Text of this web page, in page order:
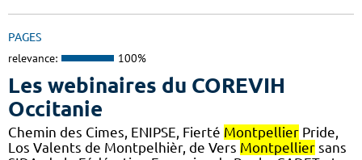
PAGES
relevance: 100%
Les webinaires du COREVIH
Occitanie
Chemin des Cimes, ENIPSE, Fierté Montpellier Pride,
Los Valents de Montpelhièr, de Vers Montpellier sans